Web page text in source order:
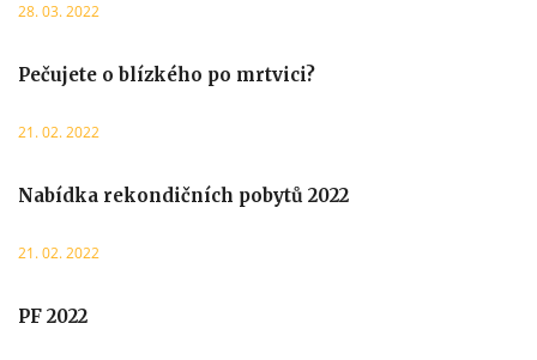
28. 03. 2022
Pečujete o blízkého po mrtvici?
21. 02. 2022
Nabídka rekondičních pobytů 2022
21. 02. 2022
PF 2022